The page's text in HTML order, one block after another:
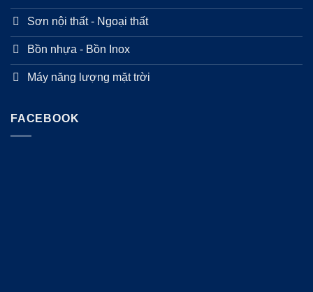
Sơn nội thất - Ngoại thất
Bồn nhựa - Bồn Inox
Máy năng lượng mặt trời
FACEBOOK